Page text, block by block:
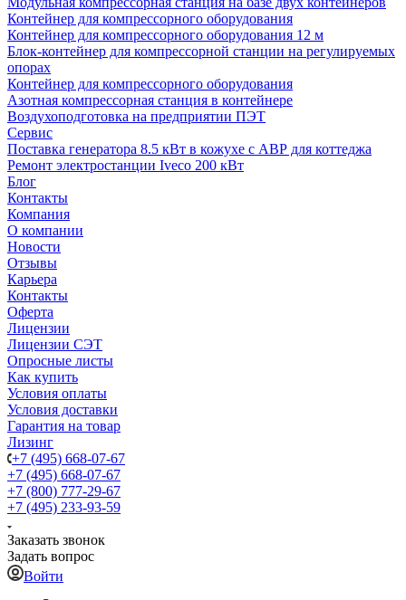
Контейнер для компрессорного оборудования
Контейнер для компрессорного оборудования 12 м
Блок-контейнер для компрессорной станции на регулируемых
опорах
Контейнер для компрессорного оборудования
Азотная компрессорная станция в контейнере
Воздухоподготовка на предприятии ПЭТ
Сервис
Поставка генератора 8.5 кВт в кожухе с АВР для коттеджа
Ремонт электростанции Iveco 200 кВт
Блог
Контакты
Компания
О компании
Новости
Отзывы
Карьера
Контакты
Оферта
Лицензии
Лицензии СЭТ
Опросные листы
Как купить
Условия оплаты
Условия доставки
Гарантия на товар
Лизинг
+7 (495) 668-07-67
+7 (495) 668-07-67
+7 (800) 777-29-67
+7 (495) 233-93-59
Заказать звонок
Задать вопрос
Войти